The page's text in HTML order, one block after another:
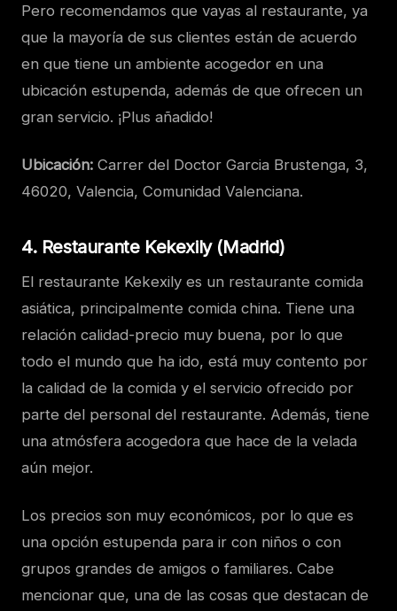
Pero recomendamos que vayas al restaurante, ya
que la mayoría de sus clientes están de acuerdo
en que tiene un ambiente acogedor en una
ubicación estupenda, además de que ofrecen un
gran servicio. ¡Plus añadido!
Ubicación: Carrer del Doctor Garcia Brustenga, 3,
46020, Valencia, Comunidad Valenciana.
4. Restaurante Kekexily (Madrid)
El restaurante Kekexily es un restaurante comida
asiática, principalmente comida china. Tiene una
relación calidad-precio muy buena, por lo que
todo el mundo que ha ido, está muy contento por
la calidad de la comida y el servicio ofrecido por
parte del personal del restaurante. Además, tiene
una atmósfera acogedora que hace de la velada
aún mejor.
Los precios son muy económicos, por lo que es
una opción estupenda para ir con niños o con
grupos grandes de amigos o familiares. Cabe
mencionar que, una de las cosas que destacan de